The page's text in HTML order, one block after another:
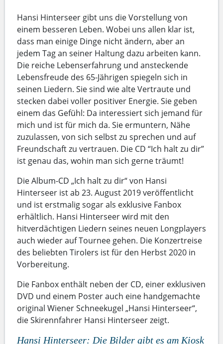
Hansi Hinterseer gibt uns die Vorstellung von
einem besseren Leben. Wobei uns allen klar ist,
dass man einige Dinge nicht ändern, aber an
jedem Tag an seiner Haltung dazu arbeiten kann.
Die reiche Lebenserfahrung und ansteckende
Lebensfreude des 65-Jährigen spiegeln sich in
seinen Liedern. Sie sind wie alte Vertraute und
stecken dabei voller positiver Energie. Sie geben
einem das Gefühl: Da interessiert sich jemand für
mich und ist für mich da. Sie ermuntern, Nähe
zuzulassen, von sich selbst zu sprechen und auf
Freundschaft zu vertrauen. Die CD “Ich halt zu dir”
ist genau das, wohin man sich gerne träumt!
Die Album-CD „Ich halt zu dir“ von Hansi
Hinterseer ist ab 23. August 2019 veröffentlicht
und ist erstmalig sogar als exklusive Fanbox
erhältlich. Hansi Hinterseer wird mit den
hitverdächtigen Liedern seines neuen Longplayers
auch wieder auf Tournee gehen. Die Konzertreise
des beliebten Tirolers ist für den Herbst 2020 in
Vorbereitung.
Die Fanbox enthält neben der CD, einer exklusiven
DVD und einem Poster auch eine handgemachte
original Wiener Schneekugel „Hansi Hinterseer“,
die Skirennfahrer Hansi Hinterseer zeigt.
Hansi Hinterseer: Die Bilder gibt es am Kiosk